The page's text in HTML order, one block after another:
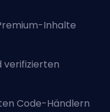
Inhalte
verifizierten
Code-Händlern